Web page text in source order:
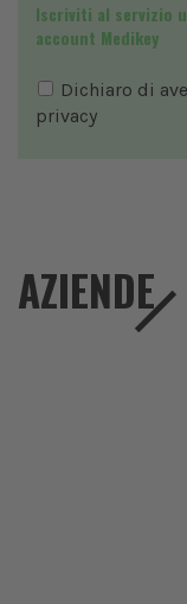
Iscriviti al servizio
account Medikey
Dichiaro di
privacy
AZIENDE